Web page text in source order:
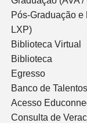
Pós-Graduação e
LXP)
Biblioteca Virtual
Biblioteca
Egresso
Banco de Talentos
Acesso
Consulta de